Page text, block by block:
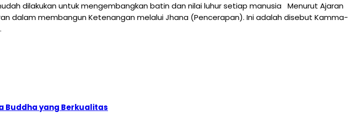
dilakukan untuk mengembangkan batin dan nilai luhur setiap manusia Menurut Ajaran
dalam membangun Ketenangan melalui Jhana (Pencerapan). Ini adalah disebut Kamma-
Buddha yang Berkualitas